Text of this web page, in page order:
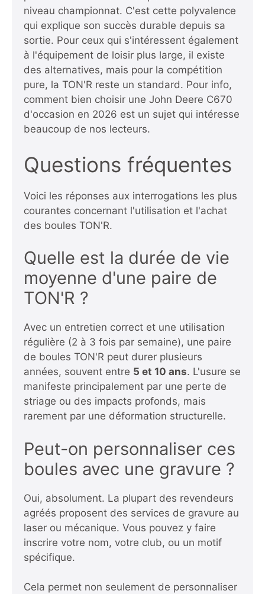
niveau championnat. C'est cette polyvalence
qui explique son succès durable depuis sa
sortie. Pour ceux qui s'intéressent également
à l'équipement de loisir plus large, il existe
des alternatives, mais pour la compétition
pure, la TON'R reste un standard. Pour info,
comment bien choisir une John Deere C670
d'occasion en 2026 est un sujet qui intéresse
beaucoup de nos lecteurs.
Questions fréquentes
Voici les réponses aux interrogations les plus
courantes concernant l'utilisation et l'achat
des boules TON'R.
Quelle est la durée de vie
moyenne d'une paire de
TON'R ?
Avec un entretien correct et une utilisation
régulière (2 à 3 fois par semaine), une paire
de boules TON'R peut durer plusieurs
années, souvent entre 5 et 10 ans. L'usure se
manifeste principalement par une perte de
striage ou des impacts profonds, mais
rarement par une déformation structurelle.
Peut-on personnaliser ces
boules avec une gravure ?
Oui, absolument. La plupart des revendeurs
agréés proposent des services de gravure au
laser ou mécanique. Vous pouvez y faire
inscrire votre nom, votre club, ou un motif
spécifique.
Cela permet non seulement de personnaliser